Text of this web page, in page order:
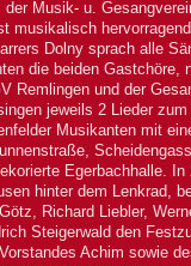
der Musik- u.
musikalisch
Dolny sprach alle
die beiden Gastchöre,
Remlingen und der
jeweils 2 Lieder zum
Musikanten mit
Egerbachhalle.
hinter dem Lenkrad,
Richard Liebler,
Steigerwald den
Achim sowie